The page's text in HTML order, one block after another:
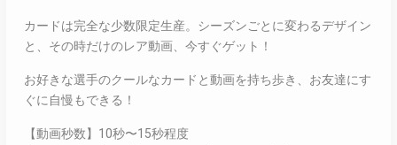
カードは完全な少数限定生産。シーズンごとに変わるデザイン
と、その時だけのレア動画、今すぐゲット！
お好きな選手のクールなカードと動画を持ち歩き、お友達にす
ぐに自慢もできる！
【動画秒数】10秒〜15秒程度